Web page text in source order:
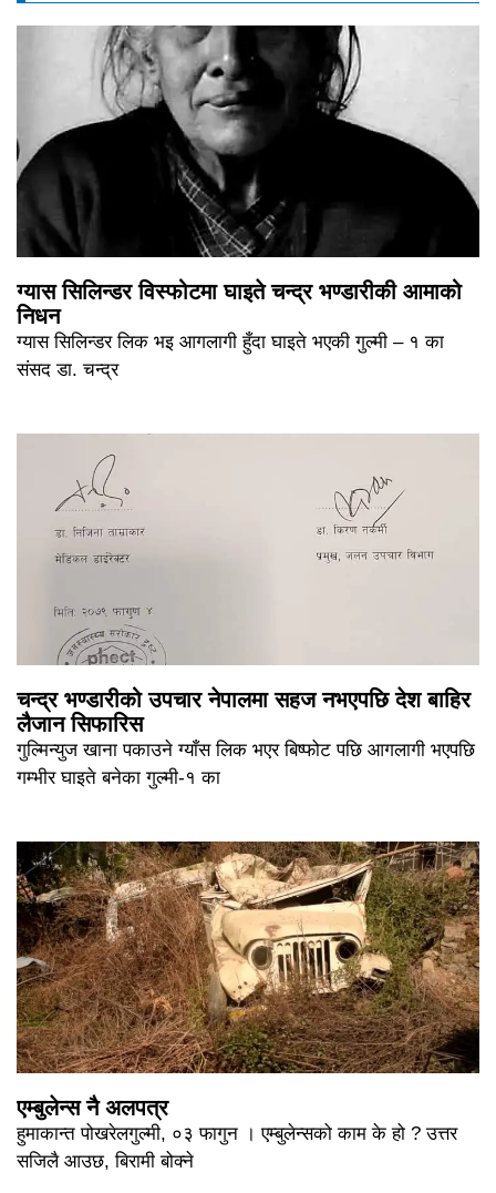
ग्यास सिलिन्डर विस्फोटमा घाइते चन्द्र भण्डारीकी आमाको
निधन
ग्यास सिलिन्डर लिक भइ आगलागी हुँदा घाइते भएकी गुल्मी – १ का
संसद डा. चन्द्र
चन्द्र भण्डारीको उपचार नेपालमा सहज नभएपछि देश बाहिर
लैजान सिफारिस
गुल्मिन्युज खाना पकाउने ग्याँस लिक भएर बिष्फोट पछि आगलागी भएपछि
गम्भीर घाइते बनेका गुल्मी-१ का
एम्बुलेन्स नै अलपत्र
हुमाकान्त पोखरेलगुल्मी, ०३ फागुन । एम्बुलेन्सको काम के हो ? उत्तर
सजिलै आउछ, बिरामी बोक्ने